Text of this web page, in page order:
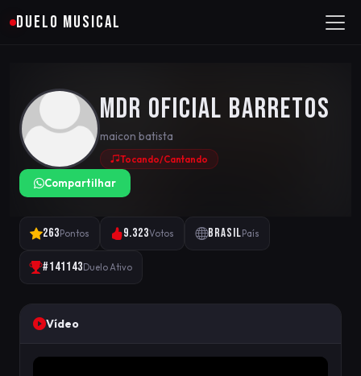
DUELO MUSICAL
MDR Oficial Barretos
maicon batista
Tocando/Cantando
Compartilhar
263 Pontos 9.323Votos Brasil País
#141143 Duelo Ativo
Vídeo